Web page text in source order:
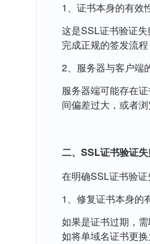
1、证书本身的有效
这是SSL证书验证
完成正规的签发流
2、服务器与客户端
服务器端可能存在
间偏差过大，或者
二、SSL证书验证
在明确SSL证书验
1、修复证书本身的
如果是证书过期，
如将单域名证书更